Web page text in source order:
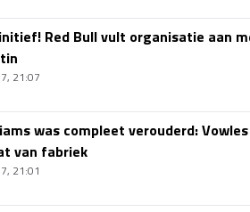
Red Bull vult organisatie aan
21:07
was compleet verouderd:
van fabriek
21:01